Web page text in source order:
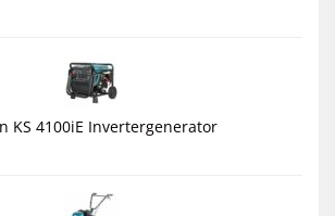
KS 4100iE Invertergenerator